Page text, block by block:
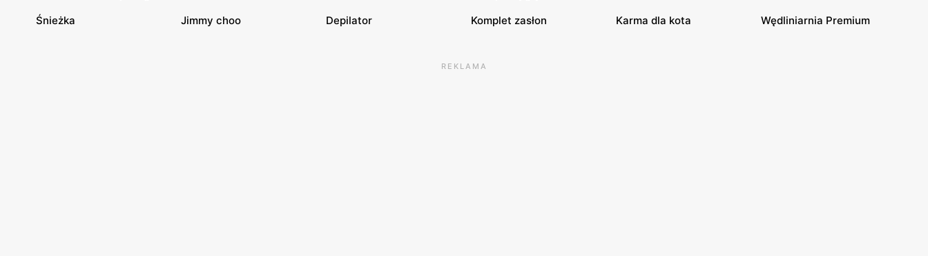
Śnieżka Jimmy choo Depilator Komplet zasłon Karma dla kota Wędliniarnia Premium
REKLAMA